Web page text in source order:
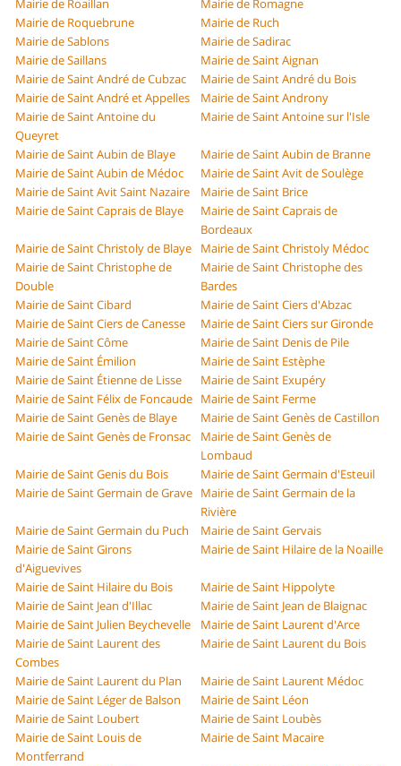
Mairie de Roaillan
Mairie de Romagne
Mairie de Roquebrune
Mairie de Ruch
Mairie de Sablons
Mairie de Sadirac
Mairie de Saillans
Mairie de Saint Aignan
Mairie de Saint André de Cubzac
Mairie de Saint André du Bois
Mairie de Saint André et Appelles
Mairie de Saint Androny
Mairie de Saint Antoine du
Queyret
Mairie de Saint Antoine sur l'Isle
Mairie de Saint Aubin de Blaye
Mairie de Saint Aubin de Branne
Mairie de Saint Aubin de Médoc
Mairie de Saint Avit de Soulège
Mairie de Saint Avit Saint Nazaire
Mairie de Saint Brice
Mairie de Saint Caprais de Blaye
Mairie de Saint Caprais de
Bordeaux
Mairie de Saint Christoly de Blaye
Mairie de Saint Christoly Médoc
Mairie de Saint Christophe de
Double
Mairie de Saint Christophe des
Bardes
Mairie de Saint Cibard
Mairie de Saint Ciers d'Abzac
Mairie de Saint Ciers de Canesse
Mairie de Saint Ciers sur Gironde
Mairie de Saint Côme
Mairie de Saint Denis de Pile
Mairie de Saint Émilion
Mairie de Saint Estèphe
Mairie de Saint Étienne de Lisse
Mairie de Saint Exupéry
Mairie de Saint Félix de Foncaude Mairie de Saint Ferme
Mairie de Saint Genès de Blaye
Mairie de Saint Genès de Castillon
Mairie de Saint Genès de Fronsac
Mairie de Saint Genès de
Lombaud
Mairie de Saint Genis du Bois
Mairie de Saint Germain d'Esteuil
Mairie de Saint Germain de Grave Mairie de Saint Germain de la
Rivière
Mairie de Saint Germain du Puch
Mairie de Saint Gervais
Mairie de Saint Girons
d'Aiguevives
Mairie de Saint Hilaire de la Noaille
Mairie de Saint Hilaire du Bois
Mairie de Saint Hippolyte
Mairie de Saint Jean d'Illac
Mairie de Saint Jean de Blaignac
Mairie de Saint Julien Beychevelle
Mairie de Saint Laurent d'Arce
Mairie de Saint Laurent des
Combes
Mairie de Saint Laurent du Bois
Mairie de Saint Laurent du Plan
Mairie de Saint Laurent Médoc
Mairie de Saint Léger de Balson
Mairie de Saint Léon
Mairie de Saint Loubert
Mairie de Saint Loubès
Mairie de Saint Louis de
Montferrand
Mairie de Saint Macaire